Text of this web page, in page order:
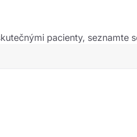
pacienty, seznamte